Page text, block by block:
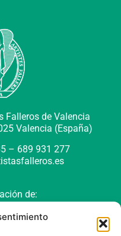
Falleros de Valencia
Valencia (España)
– 689 931 277
de: